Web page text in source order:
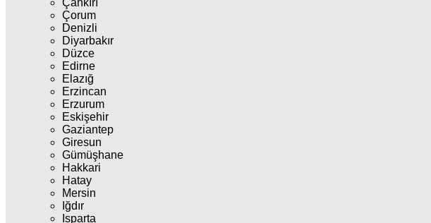
Çankırı
Çorum
Denizli
Diyarbakır
Düzce
Edirne
Elazığ
Erzincan
Erzurum
Eskişehir
Gaziantep
Giresun
Gümüşhane
Hakkari
Hatay
Mersin
Iğdır
Isparta